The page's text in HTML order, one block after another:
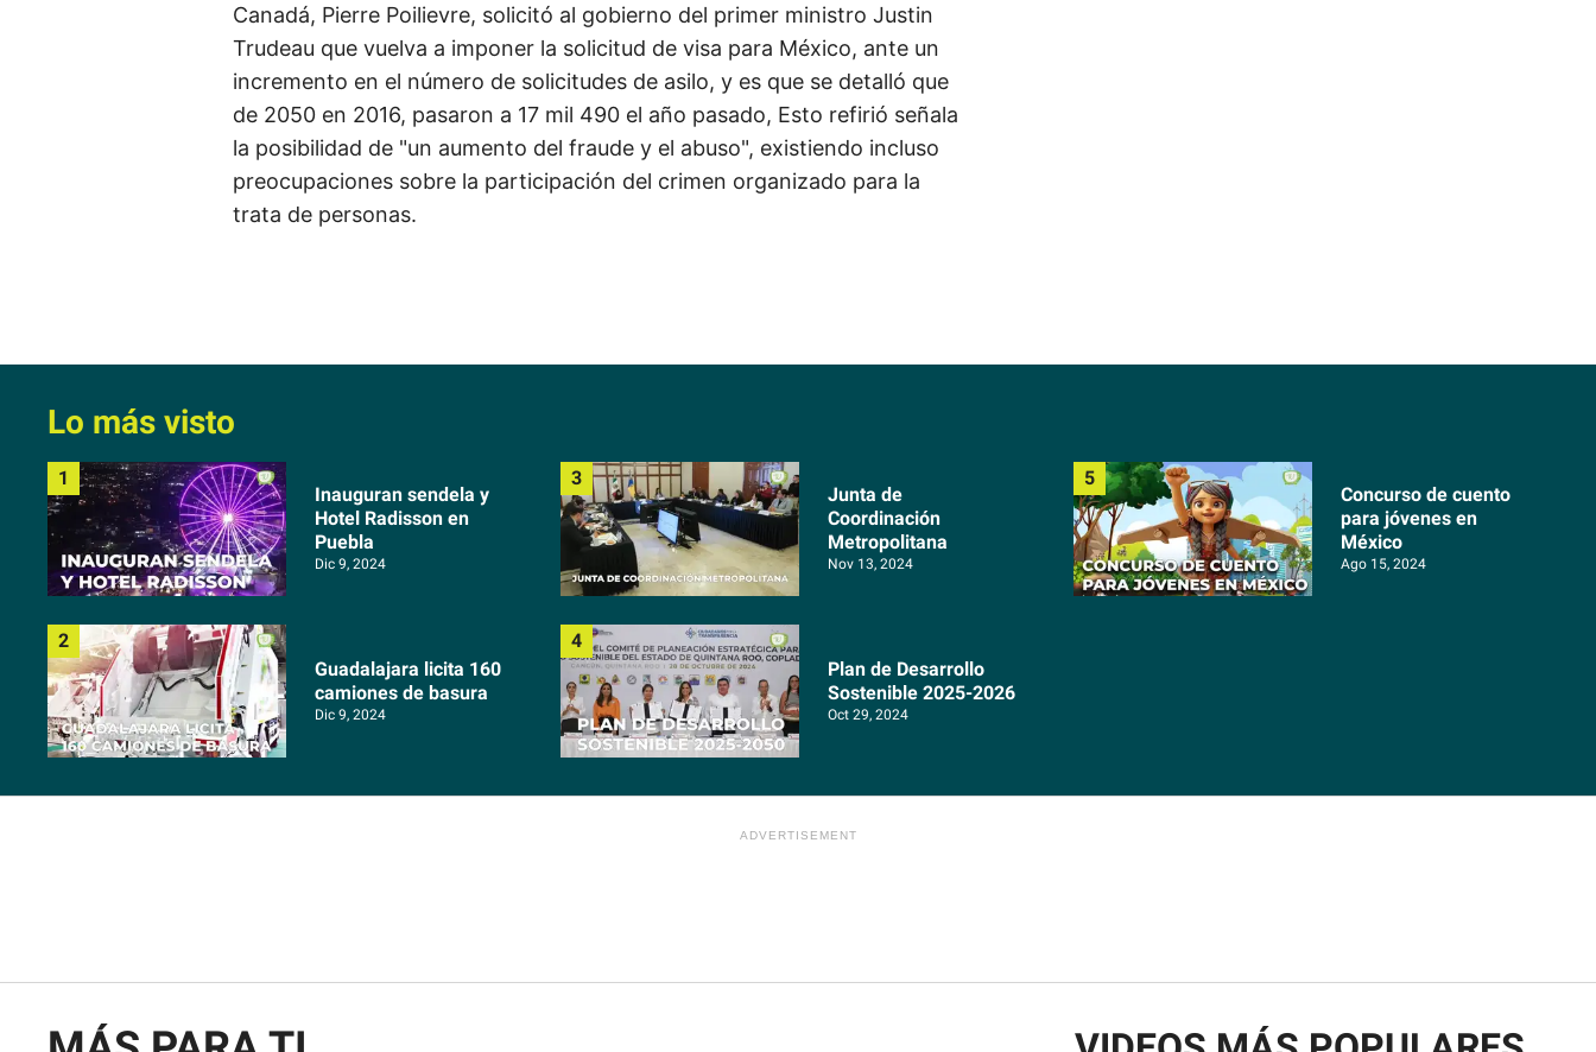
Canadá, Pierre Poilievre, solicitó al gobierno del primer ministro Justin
Trudeau que vuelva a imponer la solicitud de visa para México, ante un
incremento en el número de solicitudes de asilo, y es que se detalló que
de 2050 en 2016, pasaron a 17 mil 490 el año pasado, Esto refirió señala
la posibilidad de "un aumento del fraude y el abuso", existiendo incluso
preocupaciones sobre la participación del crimen organizado para la
trata de personas.
Lo más visto
Inauguran sendela y
Hotel Radisson en
Puebla
Dic 9, 2024
Guadalajara licita 160
camiones de basura
Dic 9, 2024
Junta de
Coordinación
Metropolitana
Nov 13, 2024
Plan de Desarrollo
Sostenible 2025-2026
Oct 29, 2024
Concurso de cuento
para jóvenes en
México
Ago 15, 2024